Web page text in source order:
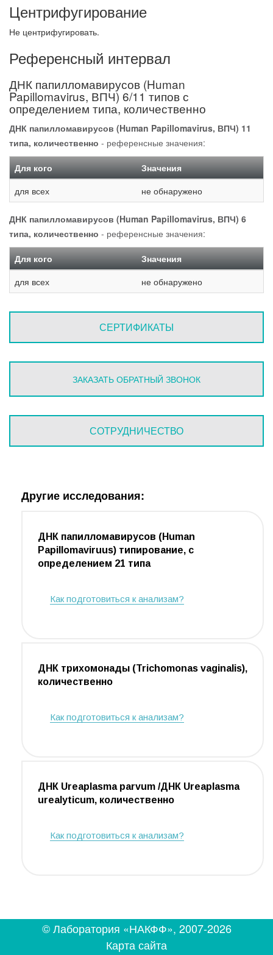
Центрифугирование
Не центрифугировать.
Референсный интервал
ДНК папилломавирусов (Human
Papillomavirus, ВПЧ) 6/11 типов с
определением типа, количественно
ДНК папилломавирусов (Human Papillomavirus, ВПЧ) 11
типа, количественно - референсные значения:
Для кого
Значения
для всех
не обнаружено
ДНК папилломавирусов (Human Papillomavirus, ВПЧ) 6
типа, количественно - референсные значения:
Для кого
Значения
для всех
не обнаружено
СЕРТИФИКАТЫ
ЗАКАЗАТЬ ОБРАТНЫЙ ЗВОНОК
СОТРУДНИЧЕСТВО
Другие исследования:
ДНК папилломавирусов (Human
Papillomaviruus) типирование, с
определением 21 типа
Как подготовиться к анализам?
ДНК трихомонады (Trichomonas vaginalis),
количественно
Как подготовиться к анализам?
ДНК Ureaplasma parvum /ДНК Ureaplasma
urealyticum, количественно
Как подготовиться к анализам?
© Лаборатория «НАКФФ», 2007-2026
Карта сайта